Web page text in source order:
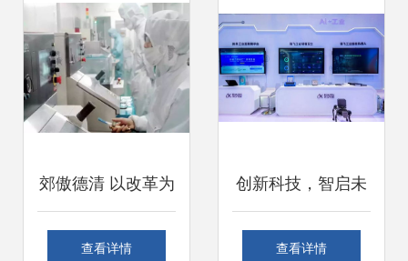
郊傲德清 以改革为
引擎，驱动网络科
查看详情
创新科技，智启未
来——2023全球智
查看详情